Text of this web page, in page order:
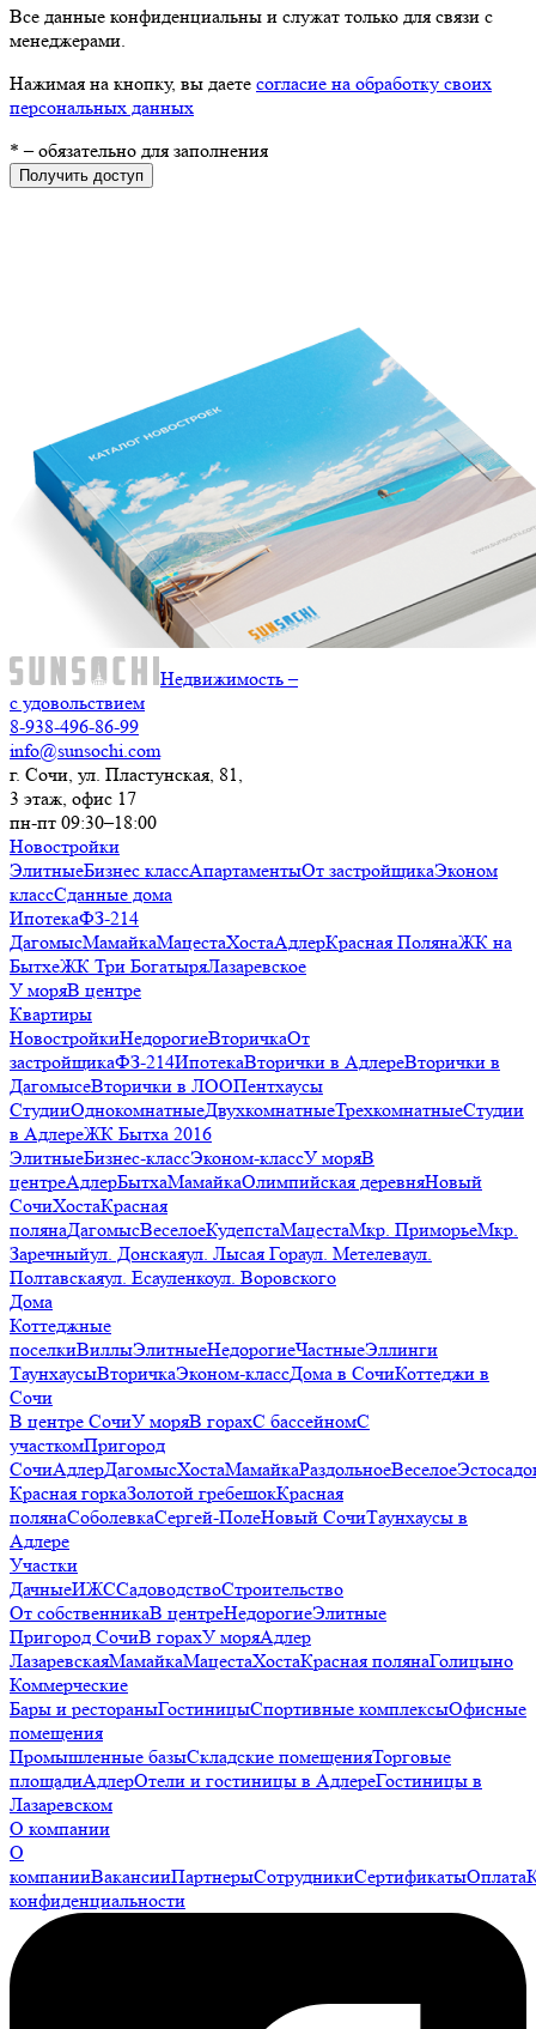
Все данные конфиденциальны и служат только для связи с
менеджерами.
Нажимая на кнопку, вы даете согласие на обработку своих
персональных данных
* – обязательно для заполнения
Получить доступ
Недвижимость –
с удовольствием
8-938-496-86-99
info@sunsochi.com
г. Сочи, ул. Пластунская, 81,
3 этаж, офис 17
пн-пт 09:30–18:00
Новостройки
ЭлитныеБизнес классАпартаментыОт застройщикаЭконом
классСданные дома
ИпотекаФЗ-214
ДагомысМамайкаМацестаХостаАдлерКрасная ПолянаЖК на
БытхеЖК Три БогатыряЛазаревское
У моряВ центре
Квартиры
НовостройкиНедорогиеВторичкаОт
застройщикаФЗ-214ИпотекаВторички в АдлереВторички в
ДагомысеВторички в ЛООПентхаусы
СтудииОднокомнатныеДвухкомнатныеТрехкомнатныеСтудии
в АдлереЖК Бытха 2016
ЭлитныеБизнес-классЭконом-классУ моряВ
центреАдлерБытхаМамайкаОлимпийская деревняНовый
СочиХостаКрасная
полянаДагомысВеселоеКудепстаМацестаМкр. ПриморьеМкр.
Заречныйул. Донскаяул. Лысая Гораул. Метелеваул.
Полтавскаяул. Есауленкоул. Воровского
Дома
Коттеджные
поселкиВиллыЭлитныеНедорогиеЧастныеЭллинги
ТаунхаусыВторичкаЭконом-классДома в СочиКоттеджи в
Сочи
В центре СочиУ моряВ горахС бассейномС
участкомПригород
СочиАдлерДагомысХостаМамайкаРаздольноеВеселое
Красная горкаЗолотой гребешокКрасная
полянаСоболевкаСергей-ПолеНовый СочиТаунхаусы в
Адлере
Участки
ДачныеИЖССадоводствоСтроительство
От собственникаВ центреНедорогиеЭлитные
Пригород СочиВ горахУ моряАдлер
ЛазаревскаяМамайкаМацестаХостаКрасная полянаГолицыно
Коммерческие
Бары и рестораныГостиницыСпортивные комплексыОфисные
помещения
Промышленные базыСкладские помещенияТорговые
площадиАдлерОтели и гостиницы в АдлереГостиницы в
Лазаревском
О компании
О
компанииВакансииПартнерыСотрудникиСертификатыОплата
конфиденциальности